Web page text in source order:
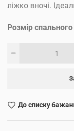
ліжко вночі.
Розмір
До списку